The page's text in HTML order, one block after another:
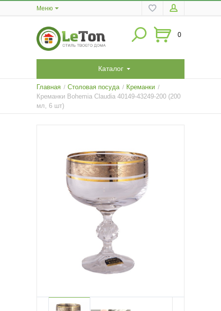
Меню
0
Каталог
Главная / Столовая посуда / Креманки /
Креманки Bohemia Claudia 40149-43249-200 (200
мл, 6 шт)